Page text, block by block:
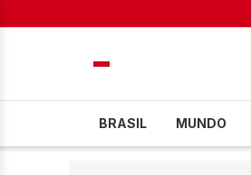
BRASIL MUNDO